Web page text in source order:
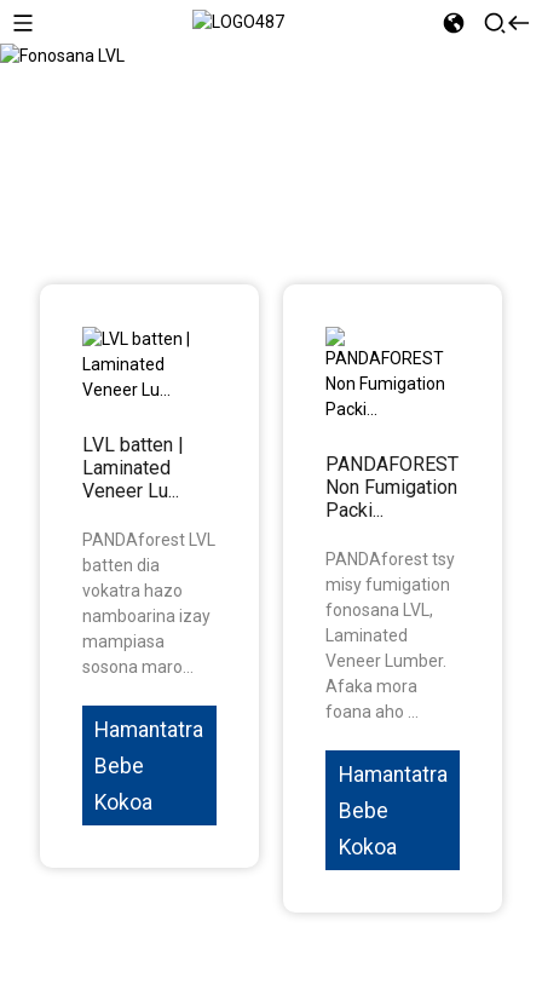
LVL batten |
Laminated
Veneer Lu...
PANDAforest LVL
batten dia
vokatra hazo
namboarina izay
mampiasa
sosona maro...
Hamantatra
Bebe
Kokoa
PANDAFOREST
Non Fumigation
Packi...
PANDAforest tsy
misy fumigation
fonosana LVL,
Laminated
Veneer Lumber.
Afaka mora
foana aho ...
Hamantatra
Bebe
Kokoa